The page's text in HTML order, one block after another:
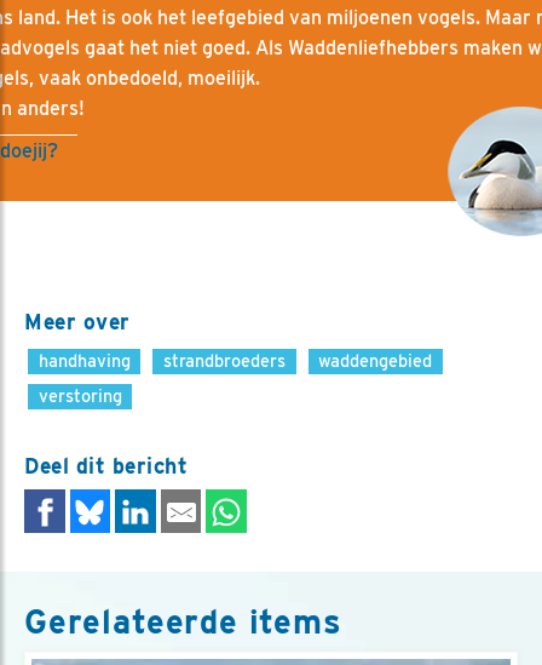
land. Het is ook het leefgebied van miljoenen vogels. Maar
gaat het niet goed. Als Waddenliefhebbers maken
vaak onbedoeld, moeilijk.
anders!
Meer over
handhaving strandbroeders
waddengebied
verstoring
Deel dit bericht
Gerelateerde items